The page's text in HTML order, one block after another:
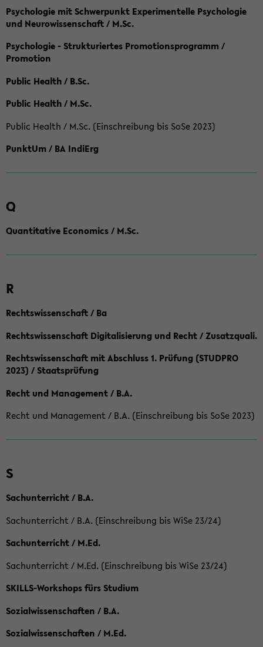
Psychologie mit Schwerpunkt Experimentelle Psychologie
und Neurowissenschaft / M.Sc.
Psychologie - Strukturiertes Promotionsprogramm /
Promotion
Public Health / B.Sc.
Public Health / M.Sc.
Public Health / M.Sc. (Einschreibung bis SoSe 2023)
PunktUm / BA IndiErg
Q
Quantitative Economics / M.Sc.
R
Rechtswissenschaft / Ba
Rechtswissenschaft Digitalisierung und Recht / Zusatzquali.
Rechtswissenschaft mit Abschluss 1. Prüfung (STUDPRO
2023) / Staatsprüfung
Recht und Management / B.A.
Recht und Management / B.A. (Einschreibung bis SoSe 2023)
S
Sachunterricht / B.A.
Sachunterricht / B.A. (Einschreibung bis WiSe 23/24)
Sachunterricht / M.Ed.
Sachunterricht / M.Ed. (Einschreibung bis WiSe 23/24)
SKILLS-Workshops fürs Studium
Sozialwissenschaften / B.A.
Sozialwissenschaften / M.Ed.